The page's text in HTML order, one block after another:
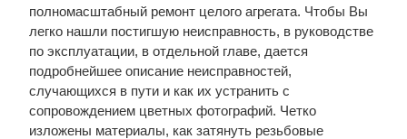
полномасштабный ремонт целого агрегата. Чтобы Вы
легко нашли постигшую неисправность, в руководстве
по эксплуатации, в отдельной главе, дается
подробнейшее описание неисправностей,
случающихся в пути и как их устранить с
сопровождением цветных фотографий. Четко
изложены материалы, как затянуть резьбовые